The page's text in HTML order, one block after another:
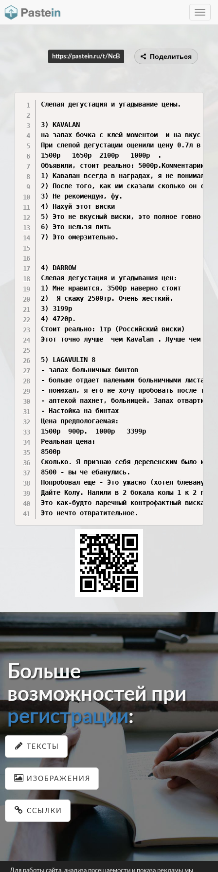
Toggle
https://pastein.ru/t/NcB Поделиться
Слепая дегустация и угадывание цены.
3) KAVALAN
на запах бочка с клей моментом  и на вкус
При слепой дегустации оценили цену 0.7л в
1500р   1650р  2100р   1000р  .
Объявили, стоит реально: 5000р.Комментарии:
1) Кавалан всегда в наградах, я не понимал
2) После того, как им сказали сколько он
3) Не рекомендую, фу.
4) Нахуй этот виски
5) Это не вкусный виски, это полное говно
6) Это нельзя пить
7) Это омерзительно.
4) DARROW
Слепая дегустация и угадывания цен:
1) Мне нравится, 3500р наверно стоит
2)  Я скажу 2500тр. Очень жесткий.
3) 3199р
4) 4720р.
Стоит реально: 1тр (Российский виски)
Этот точно лучше  чем Kavalan . Лучше чем
5) LAGAVULIN 8
- запах больничных бинтов
- больше отдает палеными больничными
- понюхал, я его не хочу пробовать после
- аптекой пахнет, больницей. Запах
- Настойка на бинтах
Цена предпологаемая:
1500р  900р.  1000р   3399р
Реальная цена:
8500р
Сколько. Я признаю себя деревенским было и
8500 - вы че ебанулись.
Попробовал еще - Это ужасно (хотел блевануть
Дайте Колу. Налили в 2 бокала колы 1 к 2
Это как-будто ларечный контрофактный вискарь.
Больше
возможностей при
регистрации:
ТЕКСТЫ
ИЗОБРАЖЕНИЯ
ССЫЛКИ